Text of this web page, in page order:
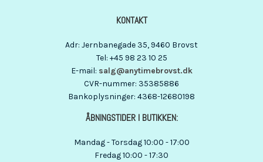
KONTAKT
Adr: Jernbanegade 35, 9460 Brovst
Tel: +45 98 23 10 25
E-mail: salg@anytimebrovst.dk
CVR-nummer: 35385886
Bankoplysninger: 4368-12680198
ÅBNINGSTIDER I BUTIKKEN:
Mandag - Torsdag 10:00 - 17:00
Fredag 10:00 - 17:30